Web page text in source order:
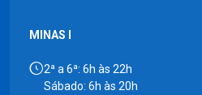
MINAS I
2ª a 6ª: 6h às 22h
Sábado: 6h às 20h